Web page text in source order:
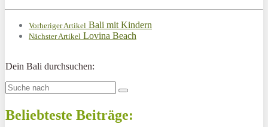
Vorheriger Artikel Bali mit Kindern
Nächster Artikel Lovina Beach
Dein Bali durchsuchen:
Beliebteste Beiträge: